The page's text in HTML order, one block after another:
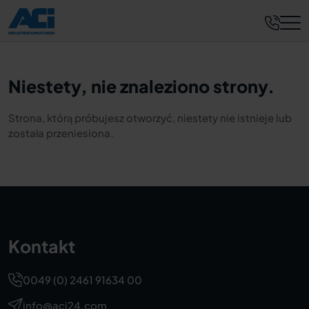
Niestety, nie znaleziono strony.
Strona, którą próbujesz otworzyć, niestety nie istnieje lub
została przeniesiona.
Kontakt
0049 (0) 2461 91634 00
info@aci24.com